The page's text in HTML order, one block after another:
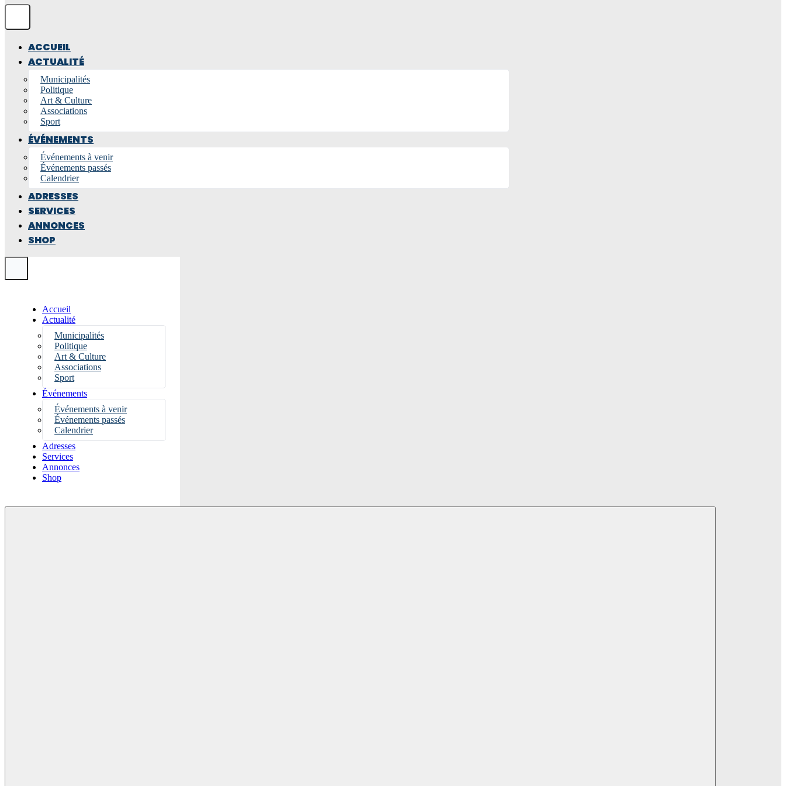
ACCUEIL
ACTUALITÉ
Municipalités
Politique
Art & Culture
Associations
Sport
ÉVÉNEMENTS
Événements à venir
Événements passés
Calendrier
ADRESSES
SERVICES
ANNONCES
SHOP
Accueil
Actualité
Municipalités
Politique
Art & Culture
Associations
Sport
Événements
Événements à venir
Événements passés
Calendrier
Adresses
Services
Annonces
Shop